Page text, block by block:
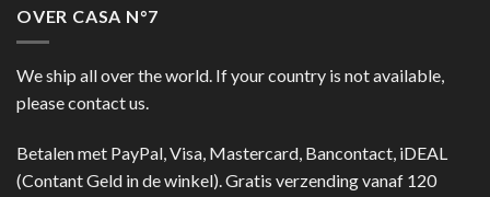
OVER CASA N°7
We ship all over the world. If your country is not available,
please contact us.
Betalen met PayPal, Visa, Mastercard, Bancontact, iDEAL
(Contant Geld in de winkel). Gratis verzending vanaf 120